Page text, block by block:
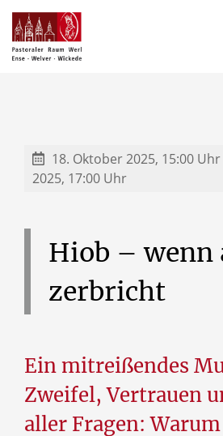
18. Oktober 2025, 15:00 Uhr
2025, 17:00 Uhr
Hiob – wenn
zerbricht
Ein mitreißendes
Zweifel, Vertrauen
aller Fragen: